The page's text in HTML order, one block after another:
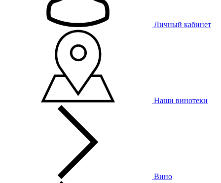
Личный кабинет
Наши винотеки
Вино